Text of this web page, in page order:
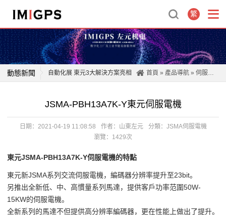
繁
動態新聞 自動化展 東元3大解決方案亮相
東元噴霧防疫機器人 奪金質獎
減排20％提前達標 東元獲臺灣企業永續獎四項殊榮
東元連續第二年入選道瓊永續指數
東元家電參展臺北國際食品展 聚焦健康、樂食、安心抗疫
首頁 » 產品導航 »伺服電機
JSMA-PBH13A7K-Y東元伺服電機
日期：2021-04-19 11:08:58 作者：山東左元 分類： JSMA伺服電機
瀏覽：1429次
東元JSMA-PBH13A7K-Y伺服電機的特點
東元新JSMA系列交流伺服電機，編碼器分辨率提升至23bit。
另推出全新低、中、高慣量系列馬達，提供客戶功率范圍50W-
15KW的伺服電機。
全新系列的馬達不但提供高分辨率編碼器，更在性能上做出了提升。